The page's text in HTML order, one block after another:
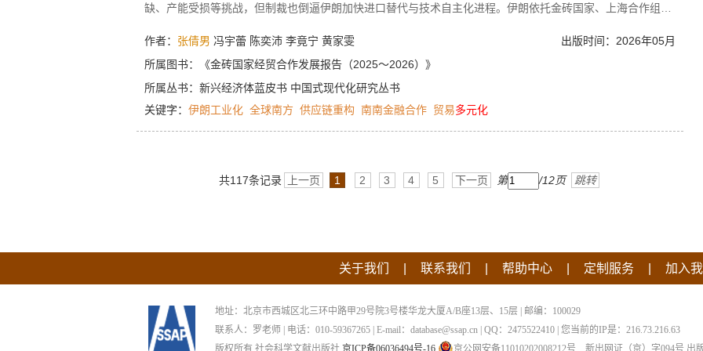
缺、产能受损等挑战，但制裁也倒逼伊朗加快进口替代与技术自主化进程。伊朗依托金砖国家、上海合作组织
升，在关键资本品国产化、国防技术民用化等领域取得实质性成效，贸易格局向亚洲、独联体、拉美多元化拓
展。同时，南南金融合作务实推进，本币结算在双边及区域框架下规模化落地，为伊朗规避美元制裁提供了替
协作的发展路径，既为突破外部约束提供了支撑，也为南南合作实践提供了典型样本。
出版时间：2026年05月
作者： 张倩男 冯宇蕾 陈奕沛 李竟宁 黄家雯
所属图书：
《金砖国家经贸合作发展报告（2025～2026）》
所属丛书： 新兴经济体蓝皮书 中国式现代化研究丛书
关键字： 伊朗工业化 全球南方 供应链重构 南南金融合作 贸易多元化
共117条记录 上一页 1 2 3 4 5 下一页 第 /12页 跳转
关于我们 联系我们 帮助中心 定制服务 加入我
地址：北京市西城区北三环中路甲29号院3号楼华龙大厦A/B座13层、15层 | 邮编：100029
联系人：罗老师 | 电话：010-59367265 | E-mail：database@ssap.cn | QQ：2475522410 | 您当前的IP是： 216.73.216.63
版权所有 社会科学文献出版社 京ICP备06036494号-16 京公网安备11010202008212号 新出网证（京）字094号 出